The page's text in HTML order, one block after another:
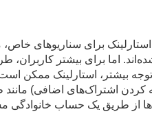
برای سناریوهای خاص،
اما برای بیشتر
توجه بیشتر، استارلینک ممکن
کردن اشتراک‌های اضافی(
از طریق یک حساب